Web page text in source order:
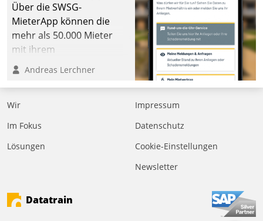
Über die SWSG-
MieterApp können die
mehr als 50.000 Mieter
mit ihrem
Wohnungsunternehmen
kommunizieren, auf dem
Laufenden bleiben, Daten
einsehen und ändern
oder
abgeben – rund um die
Andreas Lerchner
Wir
Im Fokus
Lösungen
Impressum
Datenschutz
Cookie-Einstellungen
Newsletter
Datatrain